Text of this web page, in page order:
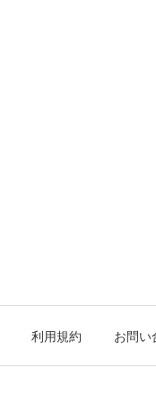
利用規約 お問い